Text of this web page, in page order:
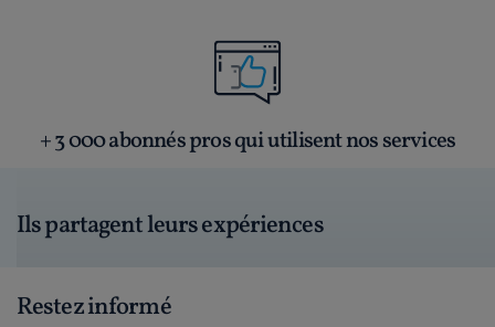
+ 3 000 abonnés pros qui utilisent nos services
Ils partagent leurs expériences
Restez informé